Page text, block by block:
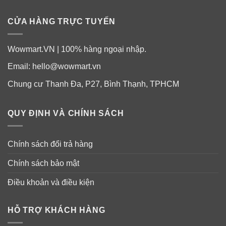
CỬA HÀNG TRỰC TUYẾN
Wowmart.VN | 100% hàng ngoại nhập.
Email: hello@wowmart.vn
Chung cư Thanh Đa, P27, Bình Thạnh, TPHCM
QUY ĐỊNH VÀ CHÍNH SÁCH
Chính sách đổi trả hàng
Chính sách bảo mật
Điều khoản và điều kiện
HỖ TRỢ KHÁCH HÀNG